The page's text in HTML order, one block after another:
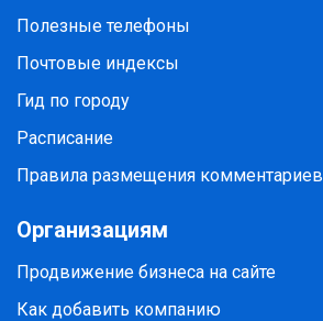
Полезные телефоны
Почтовые индексы
Гид по городу
Расписание
Правила размещения комментариев
Организациям
Продвижение бизнеса на сайте
Как добавить компанию